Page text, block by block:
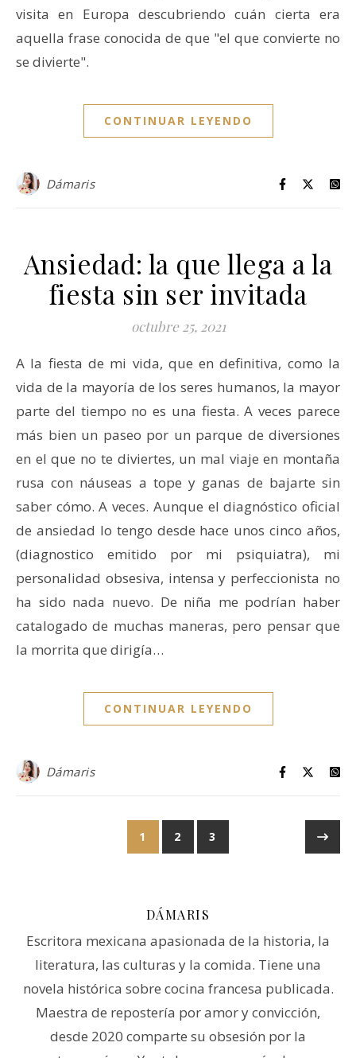
visita en Europa descubriendo cuán cierta era
aquella frase conocida de que "el que convierte no
se divierte".
CONTINUAR LEYENDO
Dámaris
Ansiedad: la que llega a la
fiesta sin ser invitada
octubre 25, 2021
A la fiesta de mi vida, que en definitiva, como la
vida de la mayoría de los seres humanos, la mayor
parte del tiempo no es una fiesta. A veces parece
más bien un paseo por un parque de diversiones
en el que no te diviertes, un mal viaje en montaña
rusa con náuseas a tope y ganas de bajarte sin
saber cómo. A veces. Aunque el diagnóstico oficial
de ansiedad lo tengo desde hace unos cinco años,
(diagnostico emitido por mi psiquiatra), mi
personalidad obsesiva, intensa y perfeccionista no
ha sido nada nuevo. De niña me podrían haber
catalogado de muchas maneras, pero pensar que
la morrita que dirigía…
CONTINUAR LEYENDO
Dámaris
1 2 3
DÁMARIS
Escritora mexicana apasionada de la historia, la
literatura, las culturas y la comida. Tiene una
novela histórica sobre cocina francesa publicada.
Maestra de repostería por amor y convicción,
desde 2020 comparte su obsesión por la